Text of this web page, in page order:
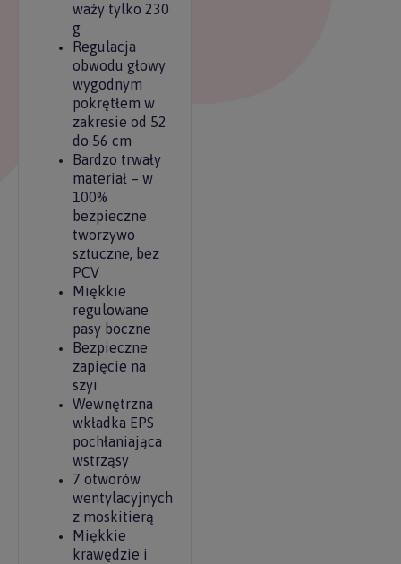
waży tylko 230
g
Regulacja
obwodu głowy
wygodnym
pokrętłem w
zakresie od 52
do 56 cm
Bardzo trwały
materiał – w
100%
bezpieczne
tworzywo
sztuczne, bez
PCV
Miękkie
regulowane
pasy boczne
Bezpieczne
zapięcie na
szyi
Wewnętrzna
wkładka EPS
pochłaniająca
wstrząsy
7 otworów
wentylacyjnych
z moskitierą
Miękkie
krawędzie i